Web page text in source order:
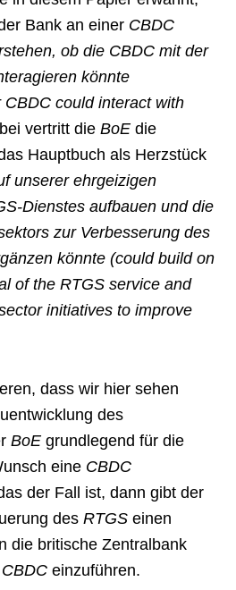
Bank an einer CBDC
ob die CBDC mit der
könnte
could interact with
vertritt die BoE die
Hauptbuch als Herzstück
unserer ehrgeizigen
Dienstes aufbauen und die
zur Verbesserung des
könnte (could build on
of the RTGS service and
initiatives to improve
dass wir hier sehen
des
BoE grundlegend für die
eine CBDC
der Fall ist, dann gibt der
des RTGS einen
die britische Zentralbank
CBDC einzuführen.